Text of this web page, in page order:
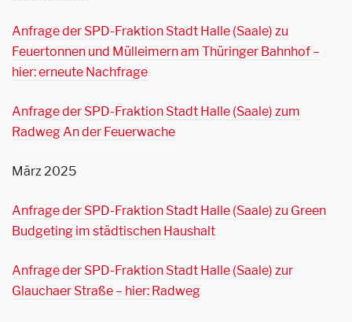
Anfrage der SPD-Fraktion Stadt Halle (Saale) zu
Feuertonnen und Mülleimern am Thüringer Bahnhof –
hier: erneute Nachfrage
Anfrage der SPD-Fraktion Stadt Halle (Saale) zum
Radweg An der Feuerwache
März 2025
Anfrage der SPD-Fraktion Stadt Halle (Saale) zu Green
Budgeting im städtischen Haushalt
Anfrage der SPD-Fraktion Stadt Halle (Saale) zur
Glauchaer Straße – hier: Radweg